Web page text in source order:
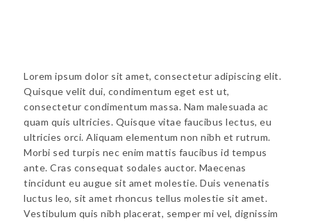
Lorem ipsum dolor sit amet, consectetur adipiscing elit.
Quisque velit dui, condimentum eget est ut,
consectetur condimentum massa. Nam malesuada ac
quam quis ultricies. Quisque vitae faucibus lectus, eu
ultricies orci. Aliquam elementum non nibh et rutrum.
Morbi sed turpis nec enim mattis faucibus id tempus
ante. Cras consequat sodales auctor. Maecenas
tincidunt eu augue sit amet molestie. Duis venenatis
luctus leo, sit amet rhoncus tellus molestie sit amet.
Vestibulum quis nibh placerat, semper mi vel, dignissim